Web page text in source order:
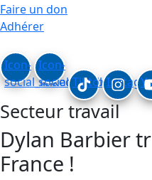
Faire un don
Adhérer
Icon-
social_linkedin
Icon-
social_facebook
Tiktok
Secteur travail
Dylan Barbier
France !